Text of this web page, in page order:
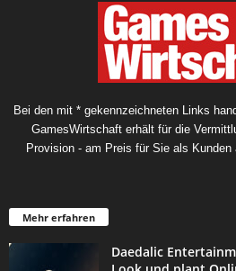
Bei den mit * gekennzeichneten Links
GamesWirtschaft erhält für die
Provision - am Preis für Sie als Kunden
Mehr erfahren
Daedalic